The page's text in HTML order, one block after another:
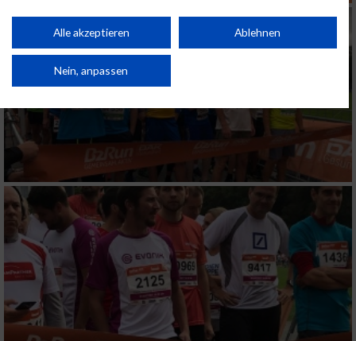
Performance von Inhalten. Analyse von Zielgruppen durch Statistiken oder
Kombinationen von Daten aus verschiedenen Quellen. Entwicklung und
von Inhalten.
Daten können außerhalb der Europäischen Union weitergegeben und in die
Website/App.
Partnerliste anzeigen (1 IAB-Anbieter)
Wir nutzen Ihre Daten für folgende Zwecke:
IAB-Verarbeitungszwecke:
Speichern von oder Zugriff auf Informationen
auf einem Endgerät
Verwendung reduzierter Daten zur Auswahl
von Werbeanzeigen
Erstellung von Profilen für personalisierte
Werbung
Alle akzeptieren Ablehnen
Nein, anpassen